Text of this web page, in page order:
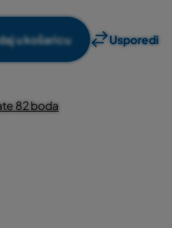
u košaricu Usporedi
82 boda